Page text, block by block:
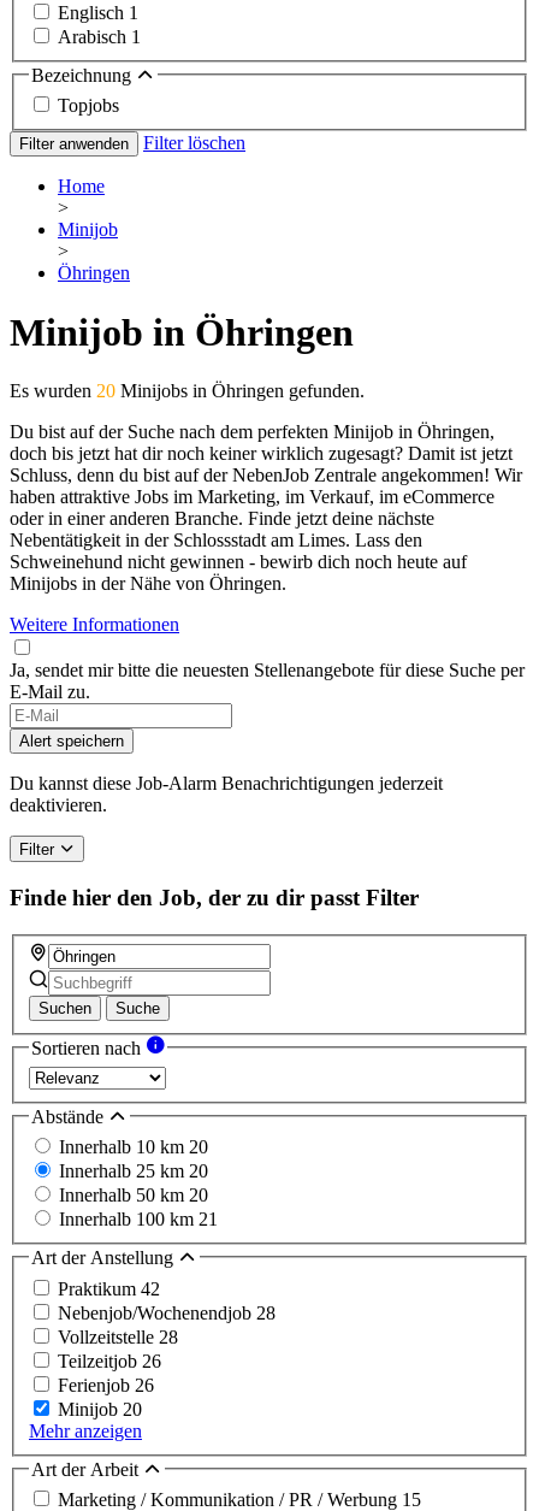
Englisch 1
Arabisch 1
Bezeichnung
Topjobs
Filter anwenden Filter löschen
Home
>
Minijob
>
Öhringen
Minijob in Öhringen
Es wurden 20 Minijobs in Öhringen gefunden.
Du bist auf der Suche nach dem perfekten Minijob in Öhringen,
doch bis jetzt hat dir noch keiner wirklich zugesagt? Damit ist jetzt
Schluss, denn du bist auf der NebenJob Zentrale angekommen! Wir
haben attraktive Jobs im Marketing, im Verkauf, im eCommerce
oder in einer anderen Branche. Finde jetzt deine nächste
Nebentätigkeit in der Schlossstadt am Limes. Lass den
Schweinehund nicht gewinnen - bewirb dich noch heute auf
Minijobs in der Nähe von Öhringen.
Weitere Informationen
Ja, sendet mir bitte die neuesten Stellenangebote für diese Suche per
E-Mail zu.
Alert speichern
Du kannst diese Job-Alarm Benachrichtigungen jederzeit
deaktivieren.
Filter
Finde hier den Job, der zu dir passt Filter
Suchen Suche
Sortieren nach
Abstände
Innerhalb 10 km 20
Innerhalb 25 km 20
Innerhalb 50 km 20
Innerhalb 100 km 21
Art der Anstellung
Praktikum 42
Nebenjob/Wochenendjob 28
Vollzeitstelle 28
Teilzeitjob 26
Ferienjob 26
Minijob 20
Mehr anzeigen
Art der Arbeit
Marketing / Kommunikation / PR / Werbung 15